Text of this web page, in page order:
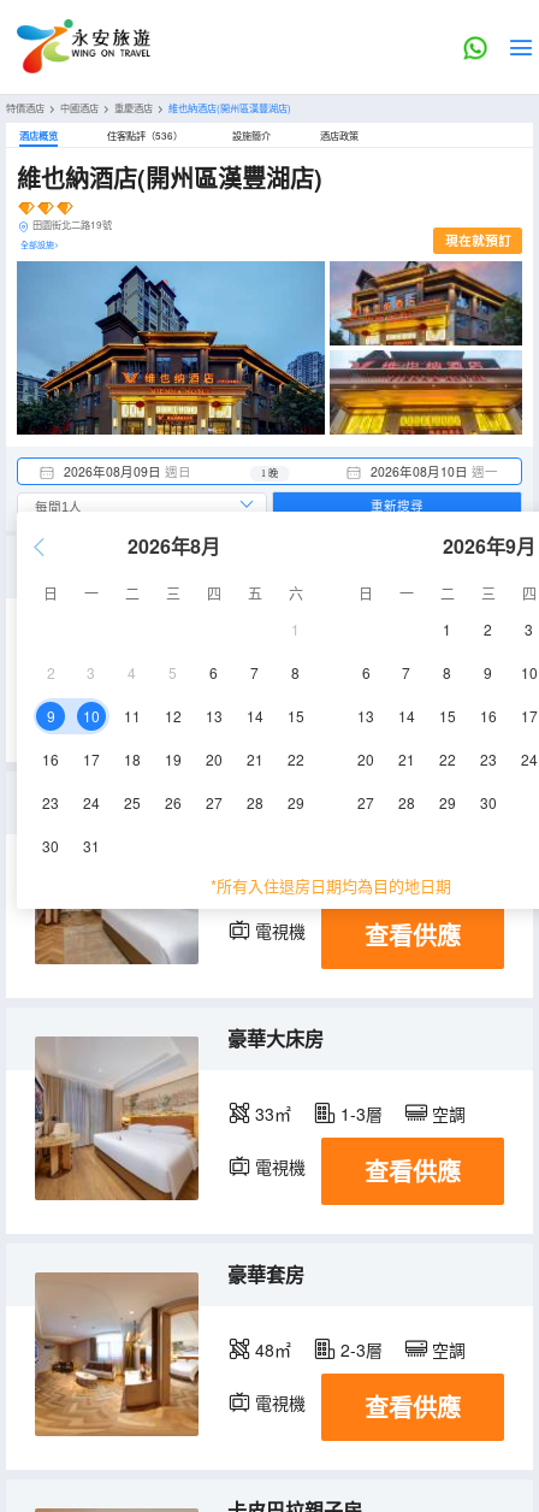
特價酒店 > 中國酒店 > 重慶酒店 > 維也納酒店(開州區漢豐湖店)
酒店概览 住客點評（536） 設施簡介 酒店政策
維也納酒店(開州區漢豐湖店)
田園街北二路19號
全部設施> 現在就預訂
2026年08月09日 週日 2026年08月10日 週一
1 晚
2026年8月
日 一 二 三 四 五
六
1
2 3 4 5 6 7 8
9 10 11 12 13 14 15
16 17 18 19 20 21 22
23 24 25 26 27 28 29
30 31
2026年9月
日 一 二 三
四
1
2 3
6 7 8 9 10
13 14 15 16 17
20 21 22 23 24
27 28 29 30
*所有入住退房日期均為目的地日期
重新搜尋
空調
標準大床房
30㎡ 1層 空調
電視機 查看供應
豪華大床房
33㎡ 1-3層 空調
電視機 查看供應
豪華套房
48㎡ 2-3層 空調
電視機 查看供應